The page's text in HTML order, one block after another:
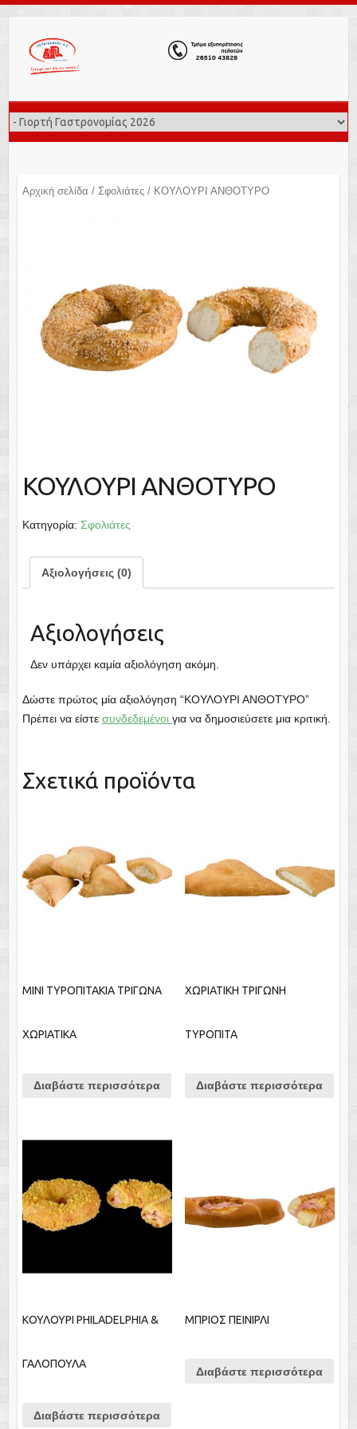
Αρχική σελίδα / Σφολιάτες/ ΚΟΥΛΟΥΡΙ ΑΝΘΟΤΥΡΟ
ΚΟΥΛΟΥΡΙ ΑΝΘΟΤΥΡΟ
Κατηγορία: Σφολιάτες
Αξιολογήσεις (0)
Αξιολογήσεις
Δεν υπάρχει καμία αξιολόγηση ακόμη.
Δώστε πρώτος μία αξιολόγηση “ΚΟΥΛΟΥΡΙ ΑΝΘΟΤΥΡΟ”
Πρέπει να είστε συνδεδεμένοι για να δημοσιεύσετε μια κριτική.
Σχετικά προϊόντα
ΜΙΝΙ ΤΥΡΟΠΙΤΑΚΙΑ ΤΡΙΓΩΝΑ
ΧΩΡΙΑΤΙΚΑ
Διαβάστε περισσότερα
ΧΩΡΙΑΤΙΚΗ ΤΡΙΓΩΝΗ
ΤΥΡΟΠΙΤΑ
Διαβάστε περισσότερα
ΚΟΥΛΟΥΡΙ PHILADELPHIA &
ΓΑΛΟΠΟΥΛΑ
Διαβάστε περισσότερα
ΜΠΡΙΟΣ ΠΕΙΝΙΡΛΙ
Διαβάστε περισσότερα